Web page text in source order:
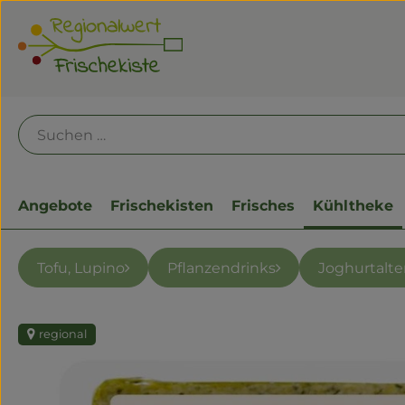
Angebote Frischekisten Frisches Kühltheke
Tofu, Lupino Pflanzendrinks
regional